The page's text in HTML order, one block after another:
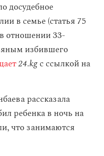
досудебное
в семье (статья 75
отношении 33-
избившего
24.kgс ссылкой на
рассказала
ребенка в ночь на
что занимаются